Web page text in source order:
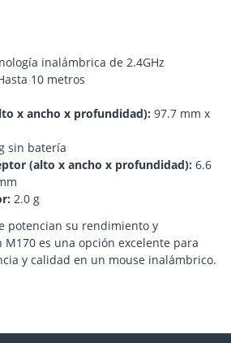
inalámbrica de 2.4GHz
10 metros
x ancho x profundidad): 97.7 mm x
sin batería
(alto x ancho x profundidad): 6.6
2.0 g
potencian su rendimiento y
M170 es una opción excelente para
y calidad en un mouse inalámbrico.